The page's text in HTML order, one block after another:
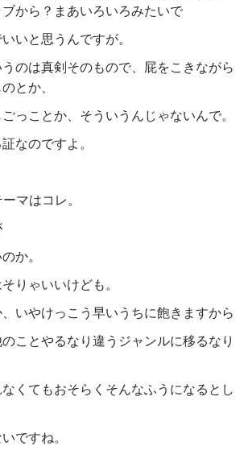
から？まあいろいろみたいで
いと思うんですが。
のは真剣そのもので、屁をこきながら
とか、
っことか、そういうんじゃないんで。
なのですよ。
マはコレ。
か。
りゃいいけども。
いやけっこう早いうちに飽きますから
ことやるなり違うジャンルに移るなり
くてもおそらくそんなふうになるとし
ですね。